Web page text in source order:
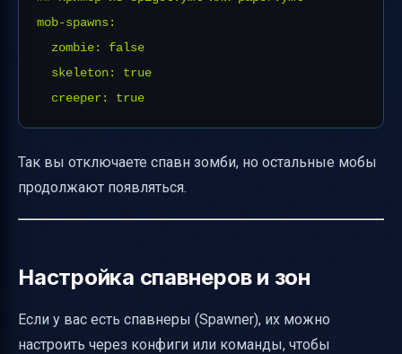
mob-spawns:
  zombie: false
  skeleton: true
Так вы отключаете спавн зомби, но остальные мобы
продолжают появляться.
Настройка спавнеров и зон
Если у вас есть спавнеры (Spawner), их можно
настроить через конфиги или команды, чтобы